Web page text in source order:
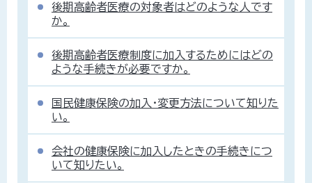
後期高齢者医療の対象者はどのような人です
か。
後期高齢者医療制度に加入するためにはどの
ような手続きが必要ですか。
国民健康保険の加入・変更方法について知りた
い。
会社の健康保険に加入したときの手続きにつ
いて知りたい。